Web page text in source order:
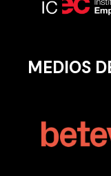
MEDIOS